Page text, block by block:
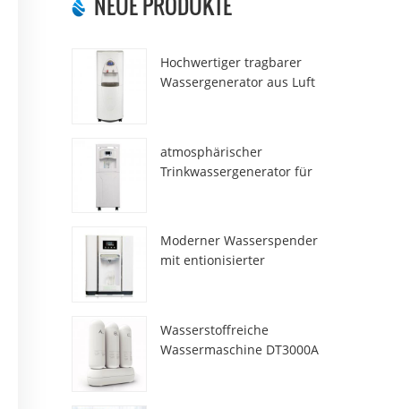
Hochwertiger tragbarer
Wassergenerator aus Luft
atmosphärischer
Trinkwassergenerator für
Moderner Wasserspender
mit entionisierter
Wasserstoffreiche
Wassermaschine DT3000A